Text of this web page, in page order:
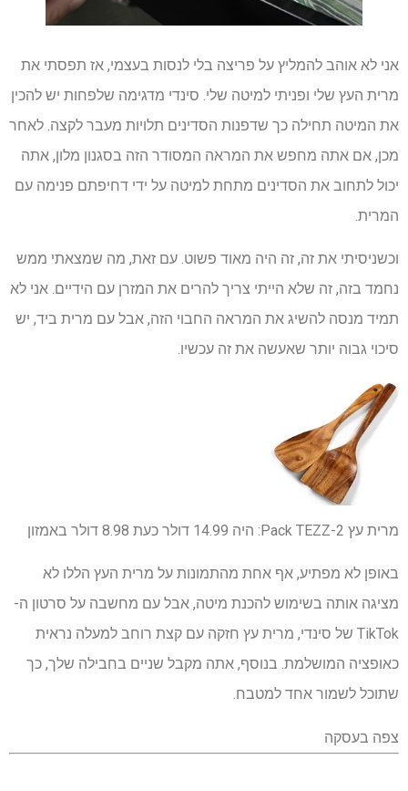
אני לא אוהב להמליץ ​​על פריצה בלי לנסות בעצמי, אז תפסתי את
מרית העץ שלי ופניתי למיטה שלי. סינדי מדגימה שלפחות יש להכין
את המיטה תחילה כך שדפנות הסדינים תלויות מעבר לקצה. לאחר
מכן, אם אתה מחפש את המראה המסודר הזה בסגנון מלון, אתה
יכול לתחוב את הסדינים מתחת למיטה על ידי דחיפתם פנימה עם
המרית.
וכשניסיתי את זה, זה היה מאוד פשוט. עם זאת, מה שמצאתי ממש
נחמד בזה, זה שלא הייתי צריך להרים את המזרן עם הידיים. אני לא
תמיד מנסה להשיג את המראה החבוי הזה, אבל עם מרית ביד, יש
סיכוי גבוה יותר שאעשה את זה עכשיו.
מרית עץ 2-Pack TEZZ: היה 14.99 דולר כעת 8.98 דולר באמזון
באופן לא מפתיע, אף אחת מהתמונות על מרית העץ הללו לא
מציגה אותה בשימוש להכנת מיטה, אבל עם מחשבה על סרטון ה-
TikTok של סינדי, מרית עץ חזקה עם קצת רוחב למעלה נראית
כאופציה המושלמת. בנוסף, אתה מקבל שניים בחבילה שלך, כך
שתוכל לשמור אחד למטבח.
צפה בעסקה